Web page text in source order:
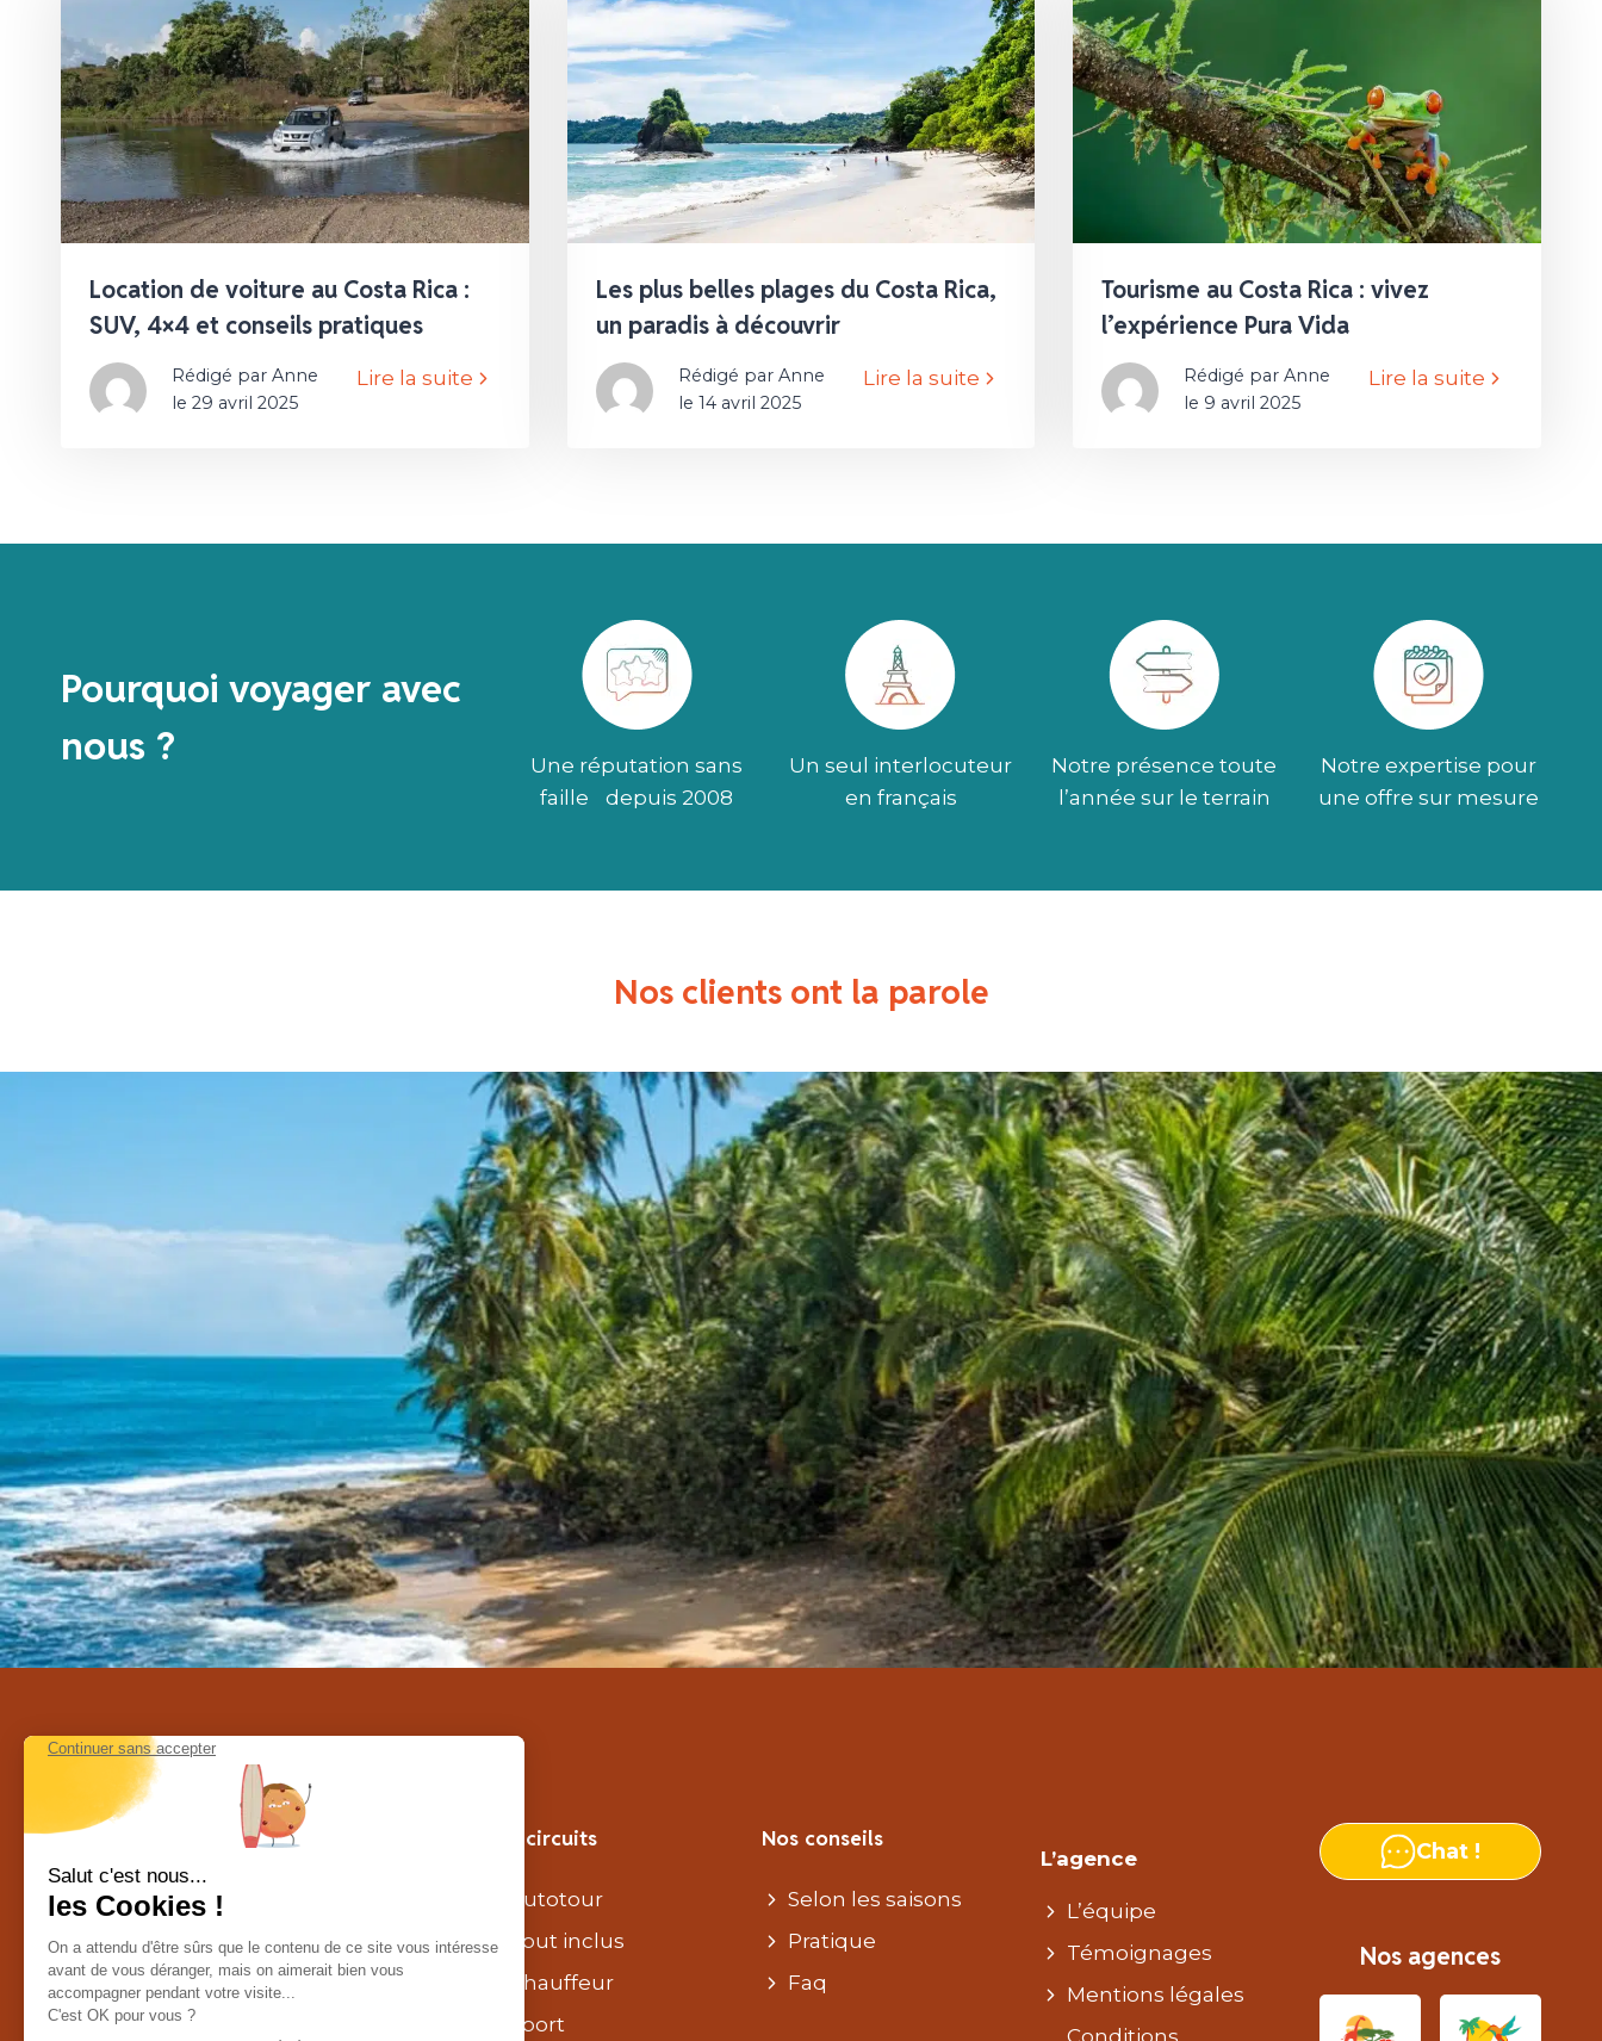
Location de voiture au Costa Rica :
SUV, 4×4 et conseils pratiques
Rédigé par Anne
le 29 avril 2025
Lire la suite
Les plus belles plages du Costa Rica,
un paradis à découvrir
Rédigé par Anne
le 14 avril 2025
Lire la suite
Tourisme au Costa Rica : vivez
l’expérience Pura Vida
Rédigé par Anne
le 9 avril 2025
Lire la suite
Pourquoi voyager avec
nous ?
Une réputation sans
faille depuis 2008
Un seul interlocuteur
en français
Notre présence toute
l’année sur le terrain
Notre expertise pour
une offre sur mesure
Nos clients ont la parole
Contactez-nous au Costa Rica
Calle la caraña – Piedades de Santa
Ana
agence@costarica-decouverte.com
Tél :+506 8302 1629
WhatsApp :+506 8302 1629
Nos circuits
Autotour
Tout inclus
Chauffeur
Sport
Nos conseils
Selon les saisons
Pratique
Faq
L’agence
L’équipe
Témoignages
Mentions légales
Chat !
Nos agences